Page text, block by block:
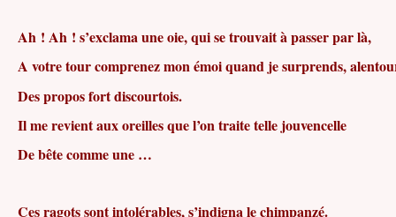
Ah ! Ah ! s’exclama une oie, qui se trouvait à passer par là,
A votre tour comprenez mon émoi quand je surprends,
Des propos fort discourtois.
Il me revient aux oreilles que l’on traite telle jouvencelle
De bête comme une …
Ces ragots sont intolérables, s’indigna le chimpanzé.